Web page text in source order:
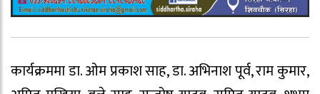
कार्यक्रममा डा. ओम प्रकाश साह, डा. अभिनाश पूर्व, राम कुमार,